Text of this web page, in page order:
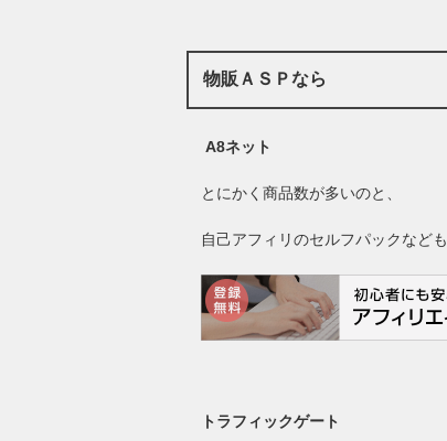
物販ＡＳＰなら
A8ネット
とにかく商品数が多いのと、
自己アフィリのセルフパックなど
トラフィックゲート